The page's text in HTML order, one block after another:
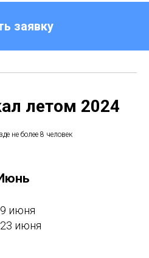
заявку
летом 2024
не более 8 человек
июня
июня